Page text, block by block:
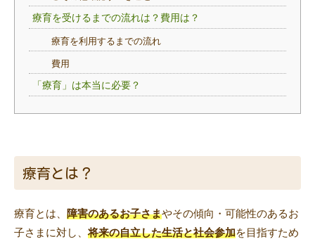
療育を受けるまでの流れは？費用は？
療育を利用するまでの流れ
費用
「療育」は本当に必要？
療育とは？
療育とは、 障害のあるお子さまやその傾向・可能性のあるお
子さまに対し、将来の自立した生活と社会参加を目指すため